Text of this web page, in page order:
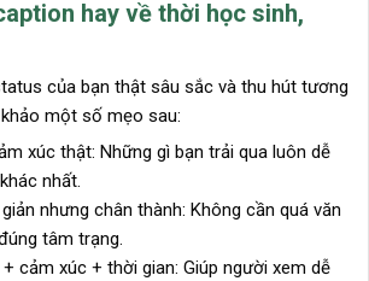
hay về thời học sinh,
của bạn thật sâu sắc và thu hút tương
một số mẹo sau:
xúc thật: Những gì bạn trải qua luôn dễ
nhất.
nhưng chân thành: Không cần quá văn
tâm trạng.
cảm xúc + thời gian: Giúp người xem dễ